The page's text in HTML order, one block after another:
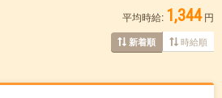
平均時給: 1,344 円
新着順 時給順